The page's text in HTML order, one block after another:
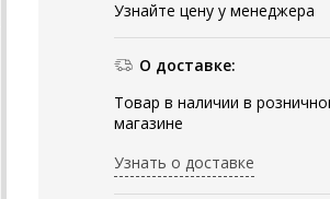
Узнайте цену у менеджера
О доставке:
Товар в наличии в
магазине
Узнать о доставке